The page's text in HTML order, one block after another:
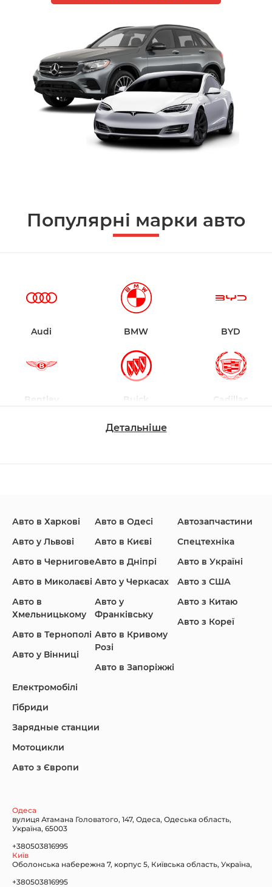
Популярні марки авто
Audi BMW BYD
Bentley Buick Cadillac
Honda Hyundai
Infiniti Jaguar Jeep
Land Rover
Nissan
Детальніше
Авто в Харкові
Авто у Львові
Авто в Чернигове
Авто в Миколаєві
Авто в
Хмельницькому
Авто в Тернополі
Авто у Вінниці
Авто в Одесі
Авто в Києві
Авто в Дніпрі
Авто у Черкасах
Авто у
Франківську
Авто в Кривому
Розі
Авто в Запоріжжі
Автозапчастини
Спецтехніка
Авто в Україні
Авто з США
Авто з Китаю
Авто з Кореї
Електромобілі
Гібриди
Зарядные станции
Мотоцикли
Авто з Європи
Одеса
вулиця Атамана Головатого, 147, Одеса, Одеська область,
Україна, 65003
+380503816995
Київ
Оболонська набережна 7, корпус 5, Київська область, Україна,
+380503816995